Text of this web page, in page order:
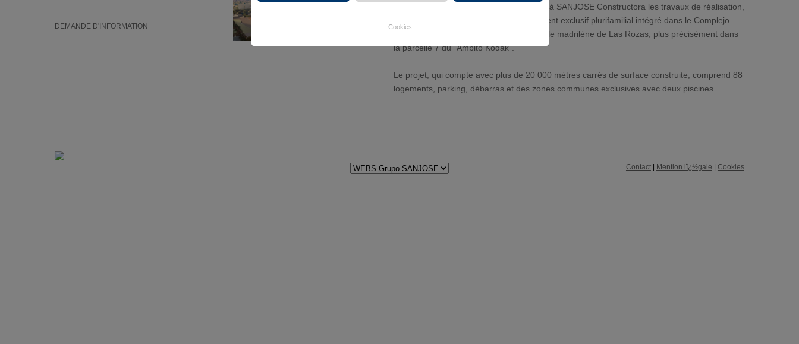
Cookies
DEMANDE D'INFORMATION
Levitt Las Rozas Residencial II a attribué à SANJOSE Constructora les travaux de réalisation,
sous la certification BREEAM, d’un bâtiment exclusif plurifamilial intégré dans le Complejo
Residencial El Quintanar, situé dans la ville madrilène de Las Rozas, plus précisément dans
la parcelle 7 du ´Ámbito Kodak`.
Le projet, qui compte avec plus de 20 000 mètres carrés de surface construite, comprend 88
logements, parking, débarras et des zones communes exclusives avec deux piscines.
Contact| Mention lï¿½gale Cookies